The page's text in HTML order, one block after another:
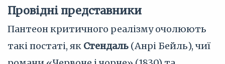
Провідні представники
Пантеон критичного реалізму очолюють
такі постаті, як Стендаль (Анрі Бейль), чиї